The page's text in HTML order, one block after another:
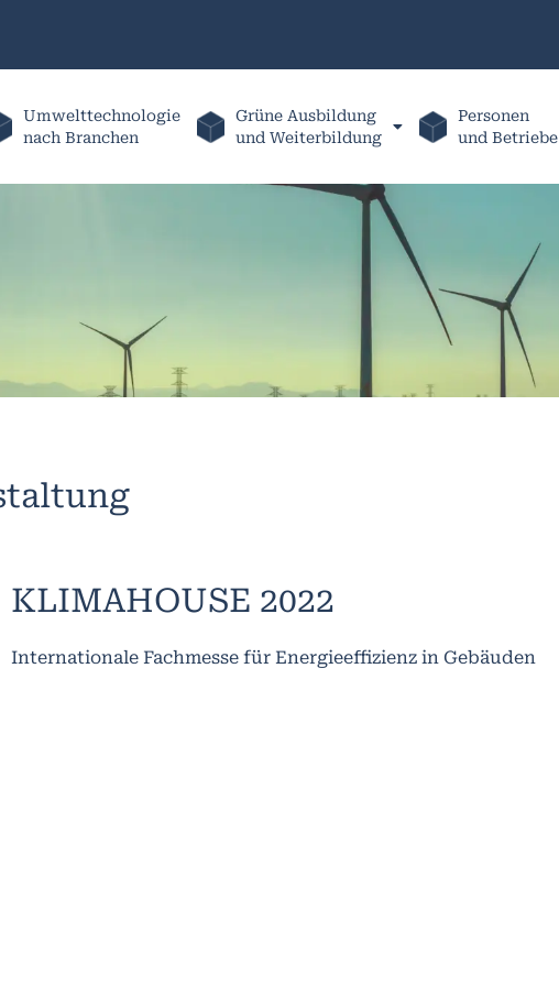
Umwelttechnologie
nach Branchen
Grüne Ausbildung
und Weiterbildung
Personen
und Betriebe
KLIMAHOUSE 2022
Internationale Fachmesse für Energieeffizienz in Gebäuden